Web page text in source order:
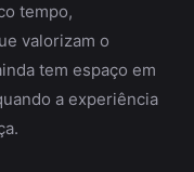
tempo,
valorizam o
tem espaço em
a experiência